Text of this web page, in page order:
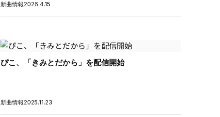
新曲情報2026.4.15
ぴこ、「きみとだから」を配信開始
新曲情報2025.11.23